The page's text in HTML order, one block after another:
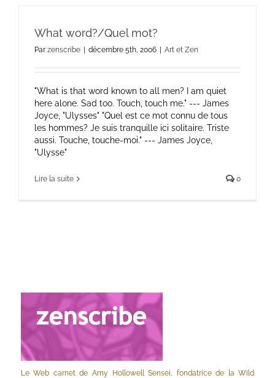
What word?/Quel mot?
Par zenscribe | décembre 5th, 2006 | Art et Zen
"What is that word known to all men? I am quiet
here alone. Sad too. Touch, touch me." --- James
Joyce, "Ulysses" "Quel est ce mot connu de tous
les hommes? Je suis tranquille ici solitaire. Triste
aussi. Touche, touche-moi." --- James Joyce,
"Ulysse"
Lire la suite 0
Le Web carnet de Amy Hollowell Sensei, fondatrice de la Wild